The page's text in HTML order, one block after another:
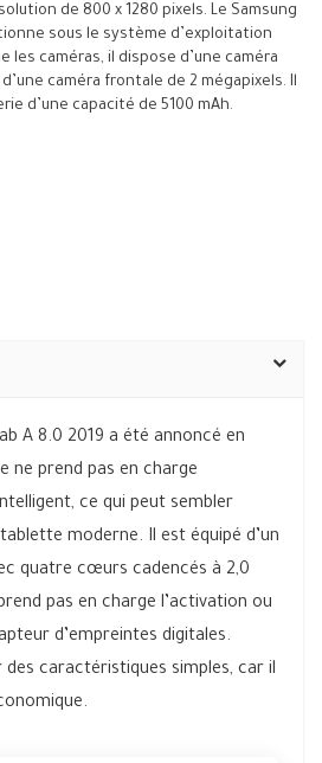
de 800 x 1280 pixels. Le Samsung
sous le système d’exploitation
les caméras, il dispose d’une caméra
caméra frontale de 2 mégapixels. Il
d’une capacité de 5100 mAh.
A 8.0 2019 a été annoncé en
ne prend pas en charge
ce qui peut sembler
moderne. Il est équipé d’un
quatre cœurs cadencés à 2,0
pas en charge l’activation ou
d’empreintes digitales.
des caractéristiques simples, car il